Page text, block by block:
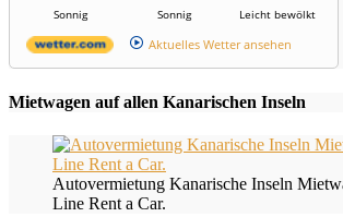
Sonnig
Sonnig
Leicht bewölkt
Aktuelles Wetter ansehen
Mietwagen auf allen Kanarischen Inseln
Autovermietung Kanarische Inseln
Line Rent a Car.